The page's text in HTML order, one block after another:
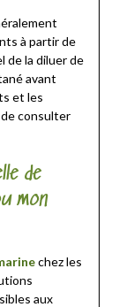
à partir de
de la diluer de
avant
et les
consulter
de
mon
chez les
aux